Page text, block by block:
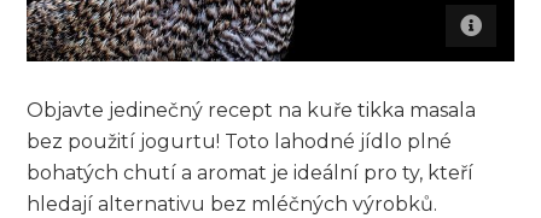
Objavte jedinečný recept na kuře tikka masala
bez použití jogurtu! Toto lahodné jídlo plné
bohatých chutí a aromat je ideální pro ty, kteří
hledají alternativu bez mléčných výrobků.